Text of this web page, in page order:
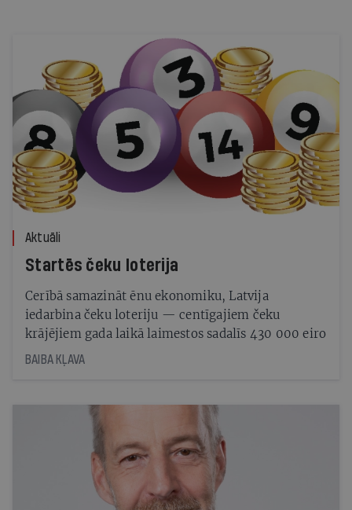
Aktuāli
Startēs čeku loterija
Cerībā samazināt ēnu ekonomiku, Latvija
iedarbina čeku loteriju — centīgajiem čeku
krājējiem gada laikā laimestos sadalīs 430 000 eiro
BAIBA KĻAVA